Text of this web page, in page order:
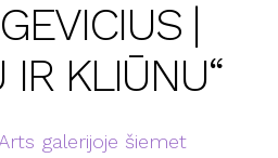
|
IR KLIŪNU“
galerijoje šiemet